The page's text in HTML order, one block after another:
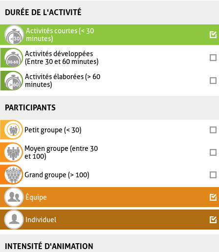
DURÉE DE L'ACTIVITÉ
Activités courtes (< 30
minutes)
Activités développées
(Entre 30 et 60 minutes)
Activités élaborées (> 60
minutes)
PARTICIPANTS
Petit groupe (< 30)
Moyen groupe (entre 30
et 100)
Grand groupe (> 100)
Équipe
Individuel
INTENSITÉ D'ANIMATION